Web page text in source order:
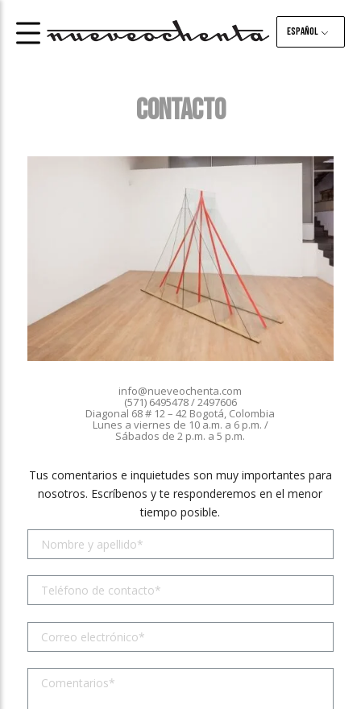
Español
CONTACTO
info@nueveochenta.com
(571) 6495478 / 2497606
Diagonal 68 # 12 – 42 Bogotá, Colombia
Lunes a viernes de 10 a.m. a 6 p.m. /
Sábados de 2 p.m. a 5 p.m.
Tus comentarios e inquietudes son muy importantes para
nosotros. Escríbenos y te responderemos en el menor
tiempo posible.